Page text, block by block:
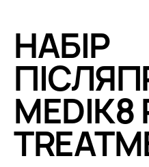
НАБІР
MEDIK8